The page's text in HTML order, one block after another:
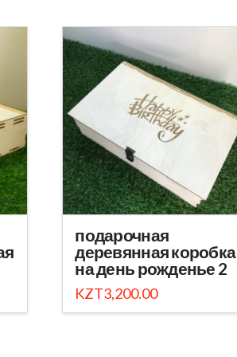
подарочная
деревянная коробка
на день рожденье 2
KZT3,200.00